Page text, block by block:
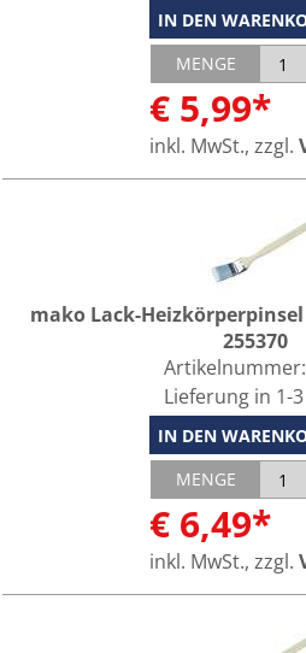
IN DEN
MENGE
€ 5,99*
inkl. MwSt., zzgl.
mako Lack-Heizkörperpinsel
255370
Artikelnummer:
Lieferung in 1-
IN DEN
MENGE
€ 6,49*
inkl. MwSt., zzgl.